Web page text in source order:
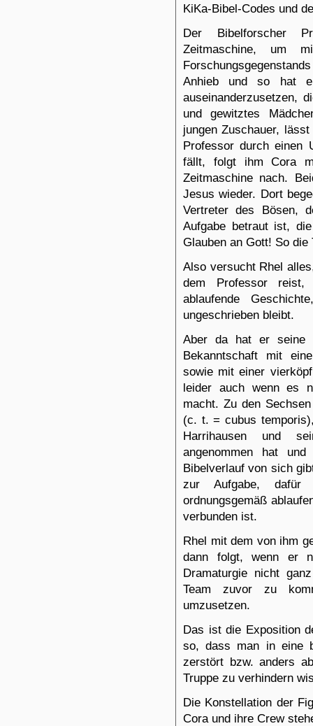
KiKa-Bibel-Codes und
Der Bibelforscher
Zeitmaschine, um
Anhieb und so hat
auseinanderzusetzen,
und gewitztes
jungen Zuschauer,
Professor durch einen
fällt, folgt ihm Cora
Zeitmaschine nach.
Jesus wieder. Dort
Vertreter des Bösen,
Aufgabe betraut ist,
Glauben an Gott! So
Also versucht Rhel
dem Professor reist,
ablaufende
ungeschrieben bleibt.
Aber da hat er seine
Bekanntschaft mit
sowie mit einer
leider auch wenn es
macht. Zu den
(c. t. = cubus
Harrihausen und
angenommen hat
Bibelverlauf von sich
zur Aufgabe,
ordnungsgemäß
verbunden ist.
Rhel mit dem von ihm
dann folgt, wenn er
Dramaturgie nicht
Team zuvor zu
umzusetzen.
Das ist die Exposition
so, dass man in eine
zerstört bzw. anders
Truppe zu verhindern
Die Konstellation der
Cora und ihre Crew